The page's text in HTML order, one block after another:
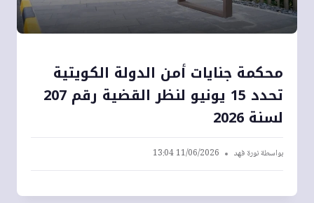
محكمة جنايات أمن الدولة الكويتية
تحدد 15 يونيو لنظر القضية رقم 207
لسنة 2026
بواسطةنورة فهد 11/06/2026 13:04